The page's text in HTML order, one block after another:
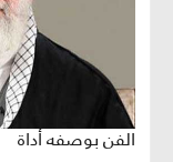
الفن بوصفه أداة